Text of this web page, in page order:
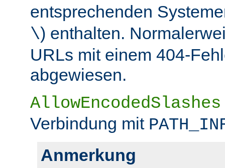
entsprechenden
\) enthalten.
URLs mit einem 404-
abgewiesen.
AllowEncodedSlashes
Verbindung mit
Anmerkung